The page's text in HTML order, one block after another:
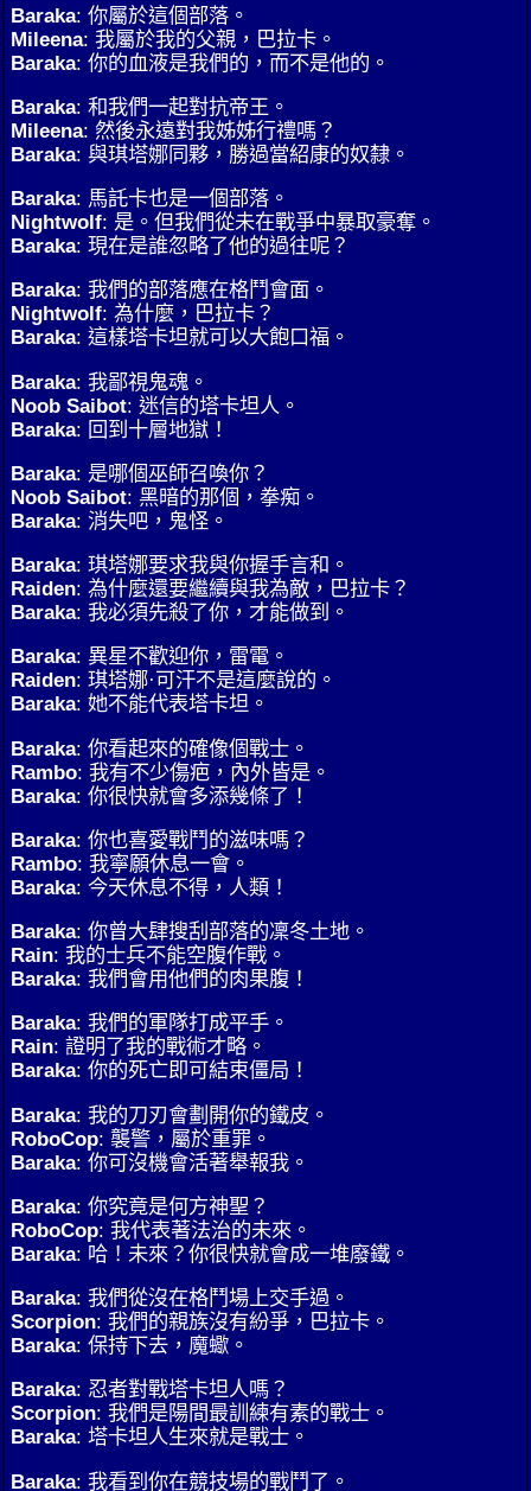
Baraka: 你屬於這個部落。
Mileena: 我屬於我的父親，巴拉卡。
Baraka: 你的血液是我們的，而不是他的。
Baraka: 和我們一起對抗帝王。
Mileena: 然後永遠對我姊姊行禮嗎？
Baraka: 與琪塔娜同夥，勝過當紹康的奴隸。
Baraka: 馬託卡也是一個部落。
Nightwolf: 是。但我們從未在戰爭中暴取豪奪。
Baraka: 現在是誰忽略了他的過往呢？
Baraka: 我們的部落應在格鬥會面。
Nightwolf: 為什麼，巴拉卡？
Baraka: 這樣塔卡坦就可以大飽口福。
Baraka: 我鄙視鬼魂。
Noob Saibot: 迷信的塔卡坦人。
Baraka: 回到十層地獄！
Baraka: 是哪個巫師召喚你？
Noob Saibot: 黑暗的那個，拳痴。
Baraka: 消失吧，鬼怪。
Baraka: 琪塔娜要求我與你握手言和。
Raiden: 為什麼還要繼續與我為敵，巴拉卡？
Baraka: 我必須先殺了你，才能做到。
Baraka: 異星不歡迎你，雷電。
Raiden: 琪塔娜·可汗不是這麼說的。
Baraka: 她不能代表塔卡坦。
Baraka: 你看起來的確像個戰士。
Rambo: 我有不少傷疤，內外皆是。
Baraka: 你很快就會多添幾條了！
Baraka: 你也喜愛戰鬥的滋味嗎？
Rambo: 我寧願休息一會。
Baraka: 今天休息不得，人類！
Baraka: 你曾大肆搜刮部落的凜冬土地。
Rain: 我的士兵不能空腹作戰。
Baraka: 我們會用他們的肉果腹！
Baraka: 我們的軍隊打成平手。
Rain: 證明了我的戰術才略。
Baraka: 你的死亡即可結束僵局！
Baraka: 我的刀刃會劃開你的鐵皮。
RoboCop: 襲警，屬於重罪。
Baraka: 你可沒機會活著舉報我。
Baraka: 你究竟是何方神聖？
RoboCop: 我代表著法治的未來。
Baraka: 哈！未來？你很快就會成一堆廢鐵。
Baraka: 我們從沒在格鬥場上交手過。
Scorpion: 我們的親族沒有紛爭，巴拉卡。
Baraka: 保持下去，魔蠍。
Baraka: 忍者對戰塔卡坦人嗎？
Scorpion: 我們是陽間最訓練有素的戰士。
Baraka: 塔卡坦人生來就是戰士。
Baraka: 我看到你在競技場的戰鬥了。